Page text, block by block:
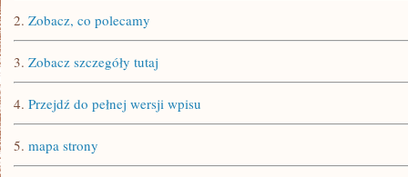
2. Zobacz, co polecamy
3. Zobacz szczegóły tutaj
4. Przejdź do pełnej wersji wpisu
5. mapa strony